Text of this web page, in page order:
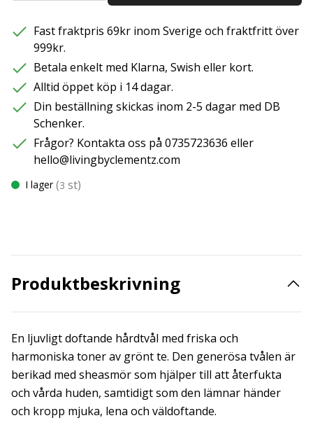
Fast fraktpris 69kr inom Sverige och fraktfritt över
999kr.
Betala enkelt med Klarna, Swish eller kort.
Alltid öppet köp i 14 dagar.
Din beställning skickas inom 2-5 dagar med DB
Schenker.
Frågor? Kontakta oss på 0735723636 eller
hello@livingbyclementz.com
I lager (3 st)
Produktbeskrivning
En ljuvligt doftande hårdtvål med friska och
harmoniska toner av grönt te. Den generösa tvålen är
berikad med sheasmör som hjälper till att återfukta
och vårda huden, samtidigt som den lämnar händer
och kropp mjuka, lena och väldoftande.